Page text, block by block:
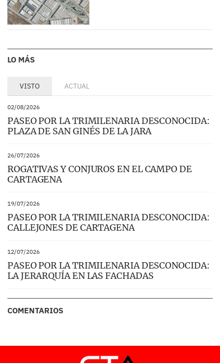
LO MÁS
VISTO ACTUAL
02/08/2026
PASEO POR LA TRIMILENARIA DESCONOCIDA:
PLAZA DE SAN GINÉS DE LA JARA
26/07/2026
ROGATIVAS Y CONJUROS EN EL CAMPO DE
CARTAGENA
19/07/2026
PASEO POR LA TRIMILENARIA DESCONOCIDA:
CALLEJONES DE CARTAGENA
12/07/2026
PASEO POR LA TRIMILENARIA DESCONOCIDA:
LA JERARQUÍA EN LAS FACHADAS
COMENTARIOS